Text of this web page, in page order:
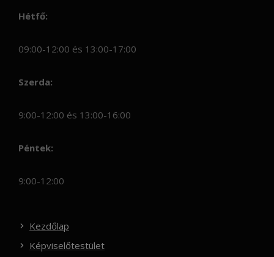
Hétfő:
09:00-12:00 és 13:00-17:00
Szerda:
9:00-12:00 és 13:00-16:00
Péntek:
9:00-12:00
Kezdőlap
Képviselőtestület